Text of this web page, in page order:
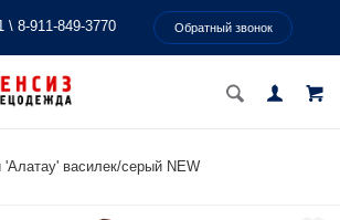
\ 8-911-849-3770 Обратный звонок
'Алатау' василек/серый NEW